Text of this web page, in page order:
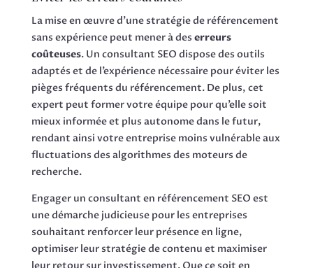
La mise en œuvre d’une stratégie de référencement
sans expérience peut mener à des erreurs
coûteuses. Un consultant SEO dispose des outils
adaptés et de l’expérience nécessaire pour éviter les
pièges fréquents du référencement. De plus, cet
expert peut former votre équipe pour qu’elle soit
mieux informée et plus autonome dans le futur,
rendant ainsi votre entreprise moins vulnérable aux
fluctuations des algorithmes des moteurs de
recherche.
Engager un consultant en référencement SEO est
une démarche judicieuse pour les entreprises
souhaitant renforcer leur présence en ligne,
optimiser leur stratégie de contenu et maximiser
leur retour sur investissement. Que ce soit en